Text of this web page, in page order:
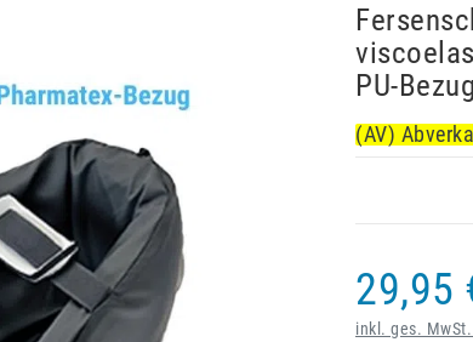
PU-
(AV)
29,95
inkl. ges.